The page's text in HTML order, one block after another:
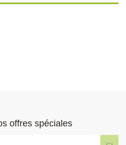
offres spéciales